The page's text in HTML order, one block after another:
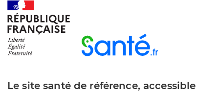
Le site santé de référence, accessible